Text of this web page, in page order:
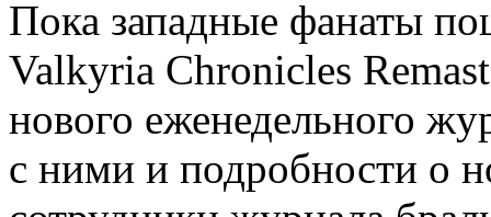
Пока западные фанаты
Valkyria Chronicles
нового еженедельного
с ними и подробности о